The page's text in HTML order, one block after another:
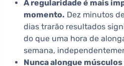
A regularidade é mais
momento. Dez minutos
dias trarão resultados
do que uma hora de
semana,
Nunca alongue